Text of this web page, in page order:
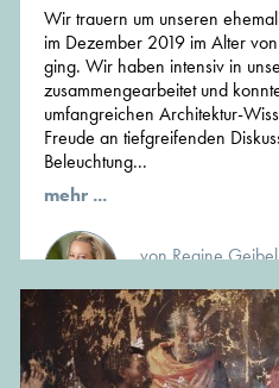
Wir trauern um unseren
im Dezember 2019 im Alter
ging. Wir haben intensiv in
zusammengearbeitet und
umfangreichen Architektur-
Freude an tiefgreifenden
Beleuchtung...
mehr ...
von Regine